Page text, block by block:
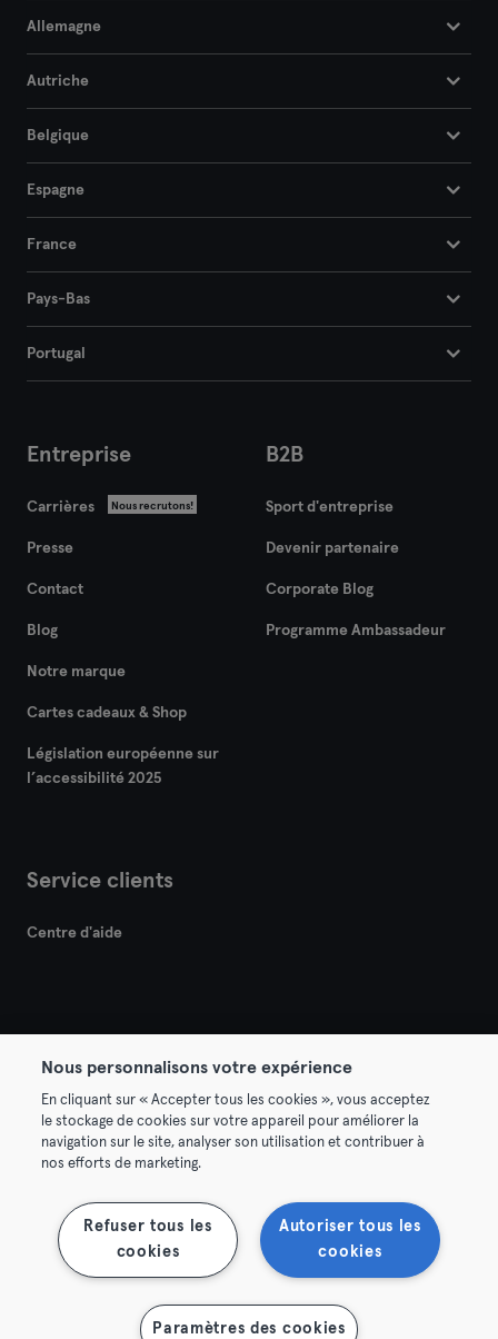
Afficher la carte
Allemagne
Autriche
Belgique
Espagne
France
Pays-Bas
Portugal
Entreprise
Carrières Nous recrutons!
Presse
Contact
Blog
Notre marque
Cartes cadeaux & Shop
Législation européenne sur
l’accessibilité 2025
B2B
Sport d'entreprise
Devenir partenaire
Corporate Blog
Programme Ambassadeur
Service clients
Centre d'aide
Conditions générales Politique de confidentialité
Mentions légales Résilier les contrats ici
Se rétracter ici
Nous personnalisons votre expérience
En cliquant sur « Accepter tous les cookies », vous acceptez
le stockage de cookies sur votre appareil pour améliorer la
navigation sur le site, analyser son utilisation et contribuer à
nos efforts de marketing.
Autoriser tous les
cookies
Refuser tous les
cookies
Paramètres des cookies